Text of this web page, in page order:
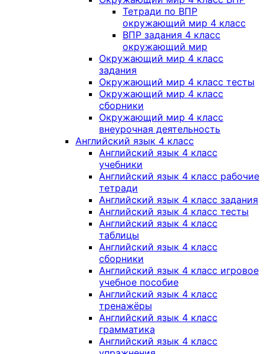
Тетради по ВПР
окружающий мир 4 класс
ВПР задания 4 класс
окружающий мир
Окружающий мир 4 класс
задания
Окружающий мир 4 класс тесты
Окружающий мир 4 класс
сборники
Окружающий мир 4 класс
внеурочная деятельность
Английский язык 4 класс
Английский язык 4 класс
учебники
Английский язык 4 класс рабочие
тетради
Английский язык 4 класс задания
Английский язык 4 класс тесты
Английский язык 4 класс
таблицы
Английский язык 4 класс
сборники
Английский язык 4 класс игровое
учебное пособие
Английский язык 4 класс
тренажёры
Английский язык 4 класс
грамматика
Английский язык 4 класс